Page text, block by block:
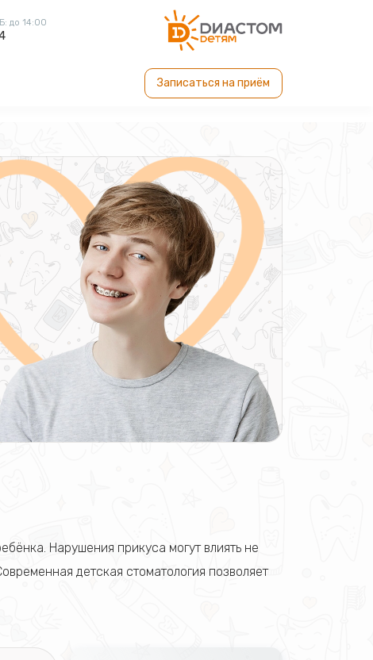
до 14:00
Записаться на приём
Нарушения прикуса могут влиять не
детская стоматология позволяет